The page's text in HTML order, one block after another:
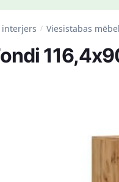
interjers / Viesistabas